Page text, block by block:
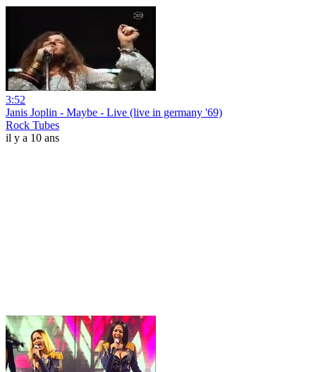
3:52
Janis Joplin - Maybe - Live (live in germany '69)
Rock Tubes
il y a 10 ans